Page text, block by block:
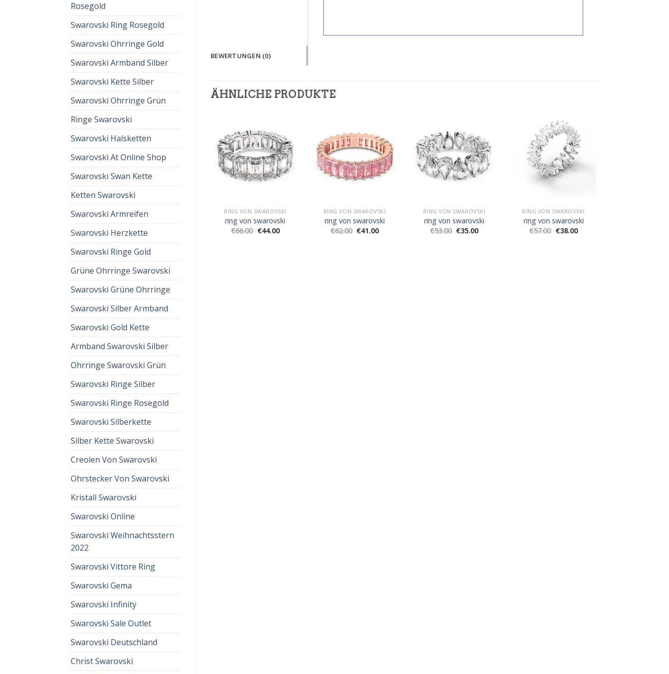
Rosegold
Swarovski Ring Rosegold
Swarovski Ohrringe Gold
Swarovski Armband Silber
Swarovski Kette Silber
Swarovski Ohrringe Grün
Ringe Swarovski
Swarovski Halsketten
Swarovski At Online Shop
Swarovski Swan Kette
Ketten Swarovski
Swarovski Armreifen
Swarovski Herzkette
Swarovski Ringe Gold
Grüne Ohrringe Swarovski
Swarovski Grüne Ohrringe
Swarovski Silber Armband
Swarovski Gold Kette
Armband Swarovski Silber
Ohrringe Swarovski Grün
Swarovski Ringe Silber
Swarovski Ringe Rosegold
Swarovski Silberkette
Silber Kette Swarovski
Creolen Von Swarovski
Ohrstecker Von Swarovski
Kristall Swarovski
Swarovski Online
Swarovski Weihnachtsstern
2022
Swarovski Vittore Ring
Swarovski Gema
Swarovski Infinity
Swarovski Sale Outlet
Swarovski Deutschland
Christ Swarovski
BEWERTUNGEN (0)
ÄHNLICHE PRODUKTE
RING VON SWAROVSKI
ring von swarovski
€66.00 €44.00
RING VON SWAROVSKI
ring von swarovski
€62.00 €41.00
RING VON SWAROVSKI
ring von swarovski
€53.00 €35.00
RING VON SWAROVSKI
ring von swarovski
€57.00 €38.00
RING VON SWAROVSKI
44.00
RING VON SWAROVSKI
€60.00